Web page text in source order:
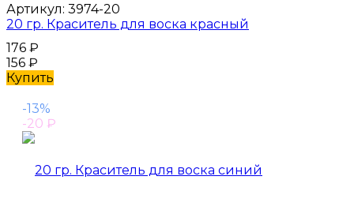
Артикул: 3974-20
20 гр. Краситель для воска красный
176 ₽
156 ₽
Купить
-13%
-20 ₽